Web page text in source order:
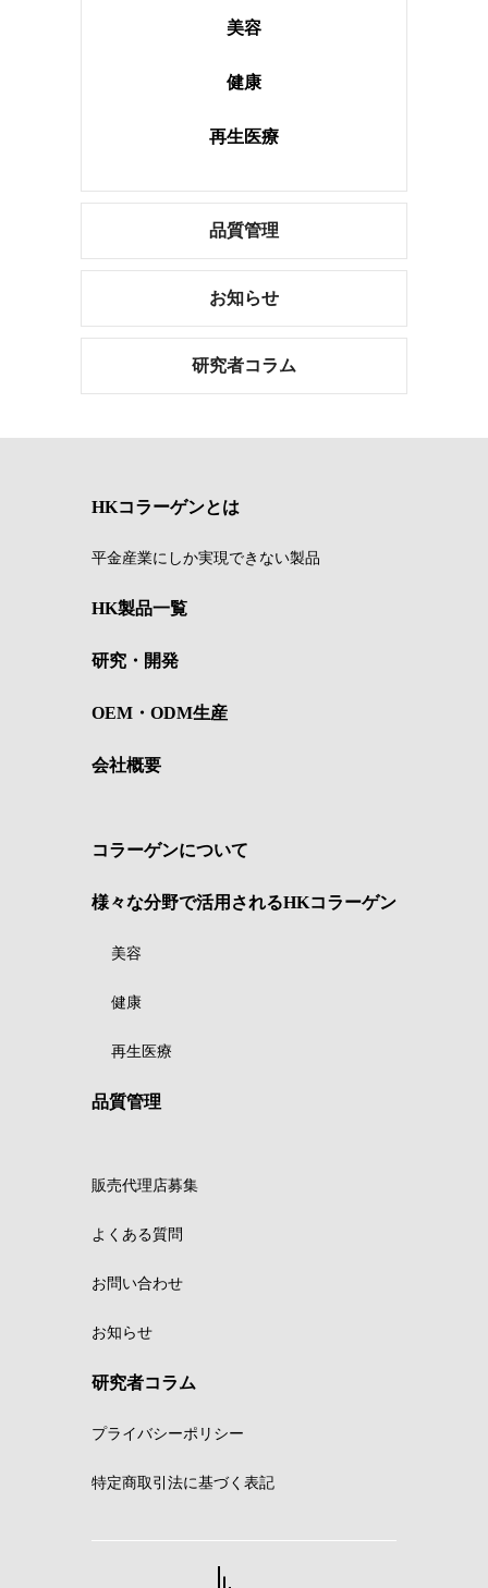
美容
健康
再生医療
品質管理
お知らせ
研究者コラム
HKコラーゲンとは
平金産業にしか実現できない製品
HK製品一覧
研究・開発
OEM・ODM生産
会社概要
コラーゲンについて
様々な分野で活用されるHKコラーゲン
美容
健康
再生医療
品質管理
販売代理店募集
よくある質問
お問い合わせ
お知らせ
研究者コラム
プライバシーポリシー
特定商取引法に基づく表記